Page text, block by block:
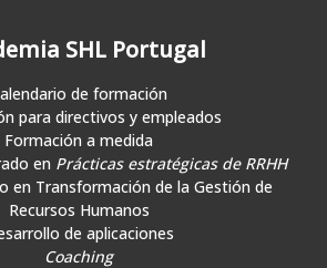
SHL Portugal
de formación
para directivos y empleados
Formación a medida
en Prácticas estratégicas de RRHH
en Transformación de la Gestión de
Recursos Humanos
de aplicaciones
Coaching